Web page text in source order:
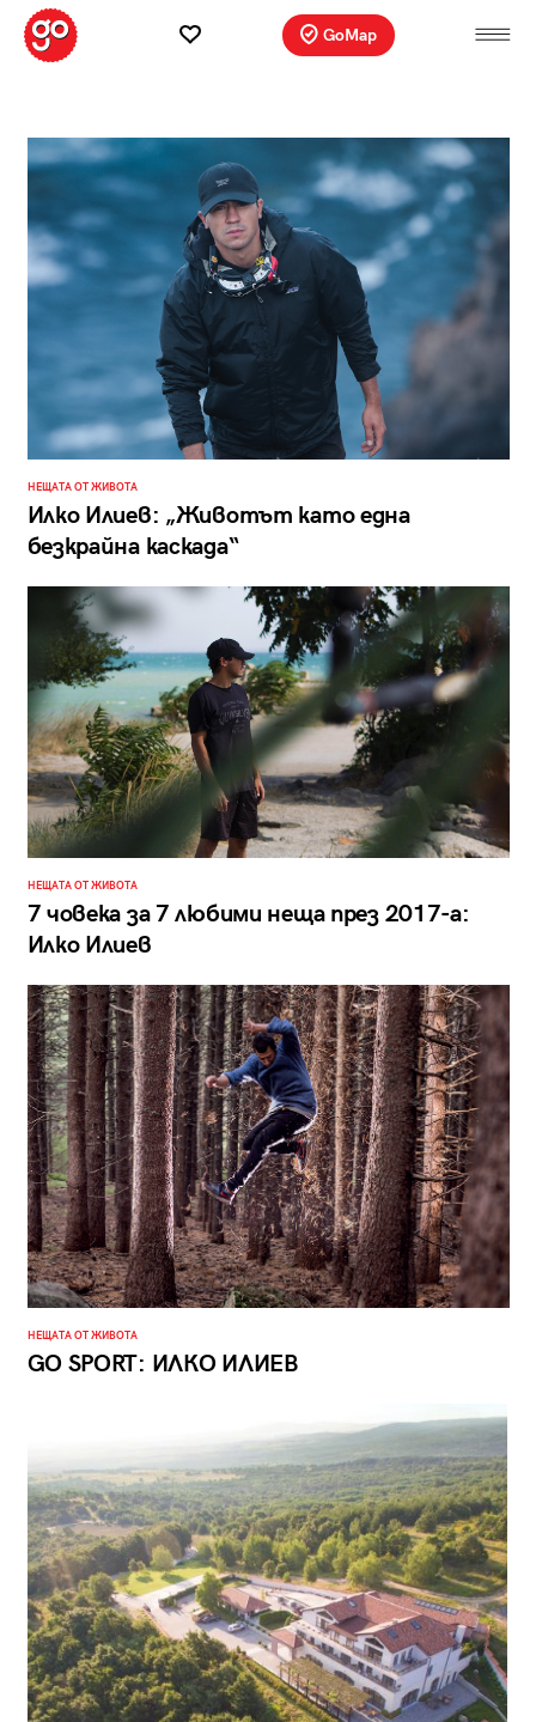
GoMap
НЕЩАТА ОТ ЖИВОТА
Илко Илиев: „Животът като една
безкрайна каскада“
НЕЩАТА ОТ ЖИВОТА
7 човека за 7 любими неща през 2017-а:
Илко Илиев
НЕЩАТА ОТ ЖИВОТА
GO SPORT: ИЛКО ИЛИЕВ